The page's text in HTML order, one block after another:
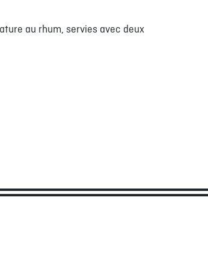
au rhum, servies avec deux